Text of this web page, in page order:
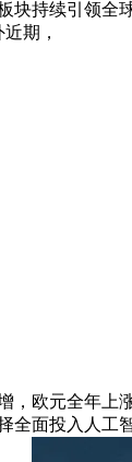
块持续引领
期，
欧元全年上涨
面投入人